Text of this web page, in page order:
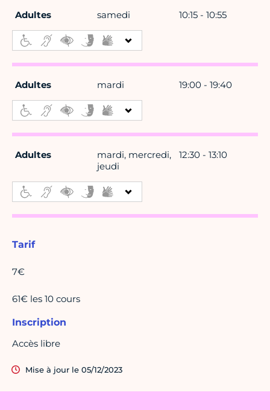
Adultes samedi 10:15 - 10:55
Adultes mardi 19:00 - 19:40
Adultes
mardi, mercredi,
jeudi
12:30 - 13:10
Tarif
7€
61€ les 10 cours
Inscription
Accès libre
Mise à jour le 05/12/2023